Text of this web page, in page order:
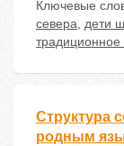
Ключевые
севера, дети
традиционное
Структура
родным